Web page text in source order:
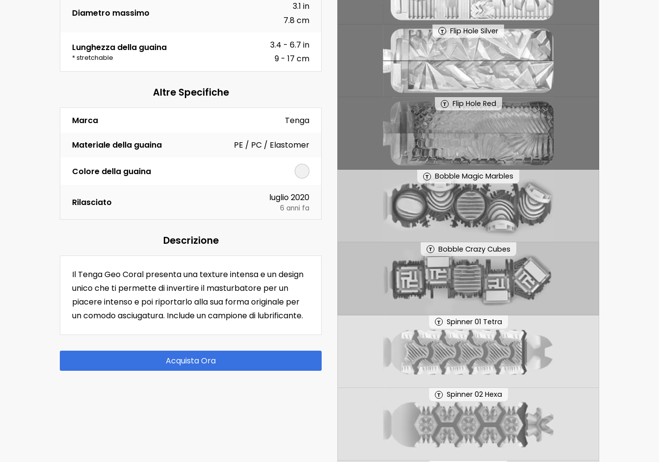
T Flip Hole Silver
T Flip Hole Red
T Bobble Magic Marbles
T Bobble Crazy Cubes
T Spinner 01 Tetra
T Spinner 02 Hexa
Diametro massimo
3.1 in
7.8 cm
Lunghezza della guaina
* stretchable
3.4 - 6.7 in
9 - 17 cm
Altre Specifiche
Marca Tenga
Materiale della guaina PE / PC / Elastomer
Colore della guaina
Rilasciato luglio 2020
6 anni fa
Descrizione
Il Tenga Geo Coral presenta una texture intensa e un design
unico che ti permette di invertire il masturbatore per un
piacere intenso e poi riportarlo alla sua forma originale per
un comodo asciugatura. Include un campione di lubrificante.
Acquista Ora